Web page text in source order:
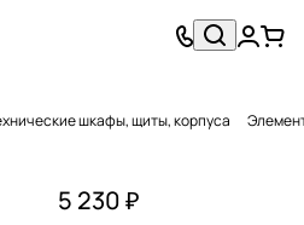
шкафы, щиты, корпуса
5 230 ₽